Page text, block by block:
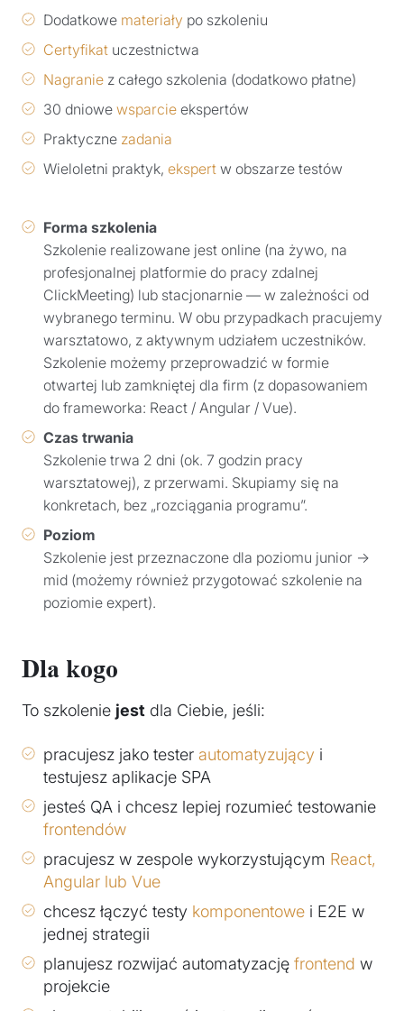
Dodatkowe materiały po szkoleniu
Certyfikat uczestnictwa
Nagranie z całego szkolenia (dodatkowo płatne)
30 dniowe wsparcie ekspertów
Praktyczne zadania
Wieloletni praktyk, ekspert w obszarze testów
Forma szkolenia
Szkolenie realizowane jest online (na żywo, na
profesjonalnej platformie do pracy zdalnej
ClickMeeting) lub stacjonarnie — w zależności od
wybranego terminu. W obu przypadkach pracujemy
warsztatowo, z aktywnym udziałem uczestników.
Szkolenie możemy przeprowadzić w formie
otwartej lub zamkniętej dla firm (z dopasowaniem
do frameworka: React / Angular / Vue).
Czas trwania
Szkolenie trwa 2 dni (ok. 7 godzin pracy
warsztatowej), z przerwami. Skupiamy się na
konkretach, bez „rozciągania programu”.
Poziom
Szkolenie jest przeznaczone dla poziomu junior →
mid (możemy również przygotować szkolenie na
poziomie expert).
Dla kogo
To szkolenie jest dla Ciebie, jeśli:
pracujesz jako tester automatyzujący i
testujesz aplikacje SPA
jesteś QA i chcesz lepiej rozumieć testowanie
frontendów
pracujesz w zespole wykorzystującym React,
Angular lub Vue
chcesz łączyć testy komponentowe i E2E w
jednej strategii
planujesz rozwijać automatyzację frontend w
projekcie